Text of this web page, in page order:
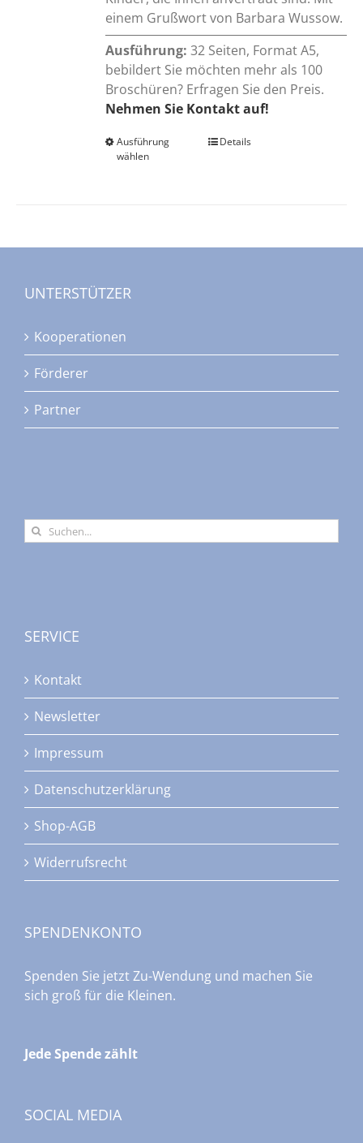
einem Grußwort von Barbara Wussow.
Ausführung: 32 Seiten, Format A5,
bebildert Sie möchten mehr als 100
Broschüren? Erfragen Sie den Preis.
Nehmen Sie Kontakt auf!
Ausführung
wählen
Dieses
Produktseite
werden
Details
UNTERSTÜTZER
Kooperationen
Förderer
Partner
Suche
nach:
SERVICE
Kontakt
Newsletter
Impressum
Datenschutzerklärung
Shop-AGB
Widerrufsrecht
SPENDENKONTO
Spenden Sie jetzt Zu-Wendung und machen Sie
sich groß für die Kleinen.
Jede Spende zählt
SOCIAL MEDIA